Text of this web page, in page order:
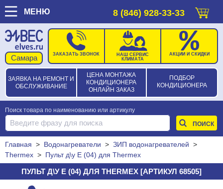
МЕНЮ 8 (846) 928-33-33
ЗАЯВКА НА РЕМОНТ И
ОБСЛУЖИВАНИЕ
ЦЕНА МОНТАЖА
КОНДИЦИОНЕРА
ОНЛАЙН ЗАКАЗ
ПОДБОР
КОНДИЦИОНЕРА
ЗАКАЗАТЬ ЗВОНОК
НАШ СЕРВИС
КЛИМАТА
АКЦИИ И СКИДКИ
Поиск товара по наименованию или артикулу
Главная > Водонагреватели > ЗИП водонагревателей >
Thermex > Пульт д\у E (04) для Thermex
ПУЛЬТ Д\У E (04) ДЛЯ THERMEX [АРТИКУЛ 68505]